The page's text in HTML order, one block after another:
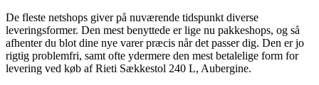
De fleste netshops giver på nuværende tidspunkt diverse
leveringsformer. Den mest benyttede er lige nu pakkeshops, og så
afhenter du blot dine nye varer præcis når det passer dig. Den er jo
rigtig problemfri, samt ofte ydermere den mest betalelige form for
levering ved køb af Rieti Sækkestol 240 L, Aubergine.